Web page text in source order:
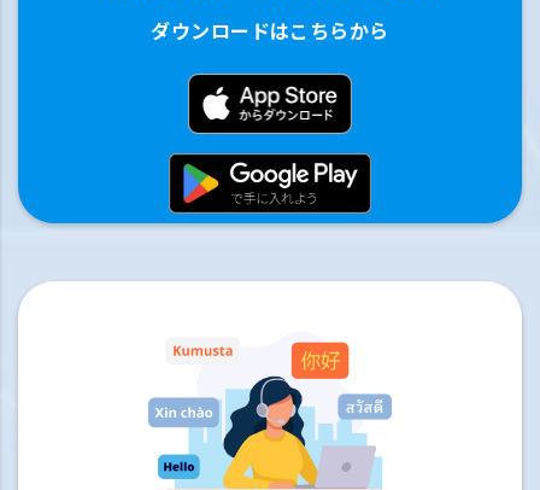
ダウンロードはこちらから